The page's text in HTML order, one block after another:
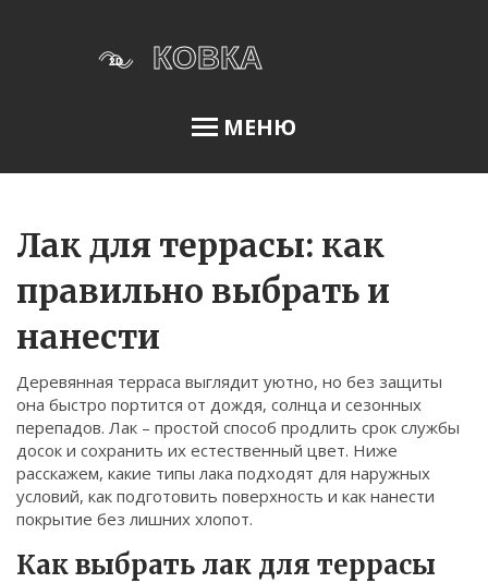
МЕНЮ
Меню
О нас
Условия использования
Политика конфиденциальности
ФЗ-152
Связаться
© 2026. Все права защищены.
Лак для террасы: как
правильно выбрать и
нанести
Деревянная терраса выглядит уютно, но без защиты
она быстро портится от дождя, солнца и сезонных
перепадов. Лак – простой способ продлить срок службы
досок и сохранить их естественный цвет. Ниже
расскажем, какие типы лакa подходят для наружных
условий, как подготовить поверхность и как нанести
покрытие без лишних хлопот.
Как выбрать лак для террасы